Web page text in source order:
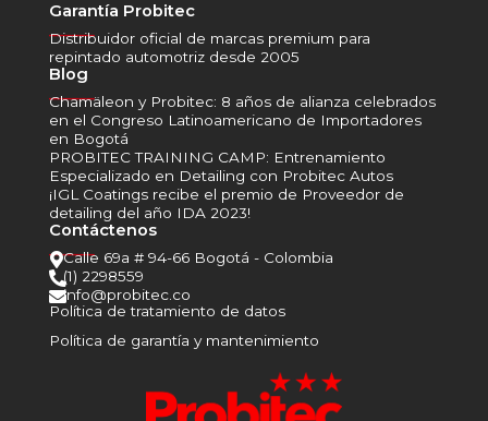
Garantía Probitec
______
Distribuidor oficial de marcas premium para
repintado automotriz desde 2005
Blog
______
Chamäleon y Probitec: 8 años de alianza celebrados
en el Congreso Latinoamericano de Importadores
en Bogotá
PROBITEC TRAINING CAMP: Entrenamiento
Especializado en Detailing con Probitec Autos
¡IGL Coatings recibe el premio de Proveedor de
detailing del año IDA 2023!
Contáctenos
______
Calle 69a # 94-66 Bogotá - Colombia
(1) 2298559
info@probitec.co
Política de tratamiento de datos
Política de garantía y mantenimiento